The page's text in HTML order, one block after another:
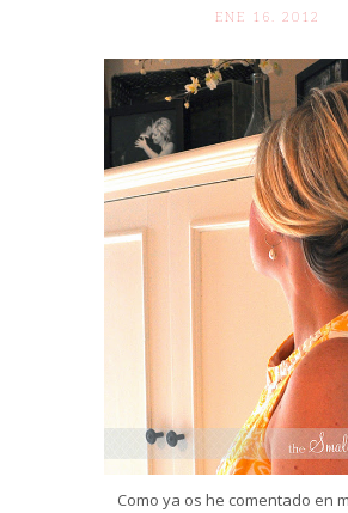
ENE 16. 2012
Como ya os he comentado en